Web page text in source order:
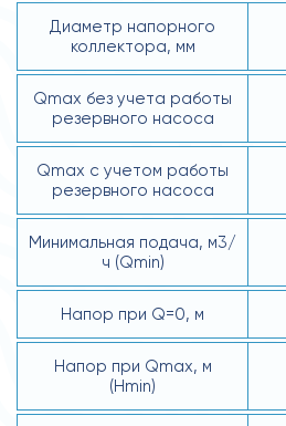
Диаметр напорного
коллектора, мм
Qmax без учета работы
резервного насоса
Qmax с учетом работы
резервного насоса
Минимальная подача, м3/
ч (Qmin)
Напор при Q=0, м
Напор при Qmax, м
(Hmin)